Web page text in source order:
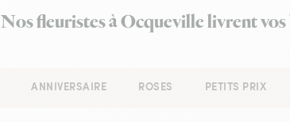
Nos fleuristes à Ocqueville livrent
ANNIVERSAIRE ROSES PETITS PRIX